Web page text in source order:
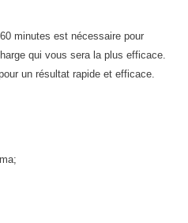
minutes est nécessaire pour
qui vous sera la plus efficace.
un résultat rapide et efficace.